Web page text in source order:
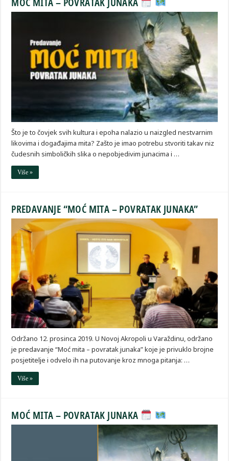
Što je to čovjek svih kultura i epoha nalazio u naizgled nestvarnim
likovima i događajima mita? Zašto je imao potrebu stvoriti takav niz
čudesnih simboličkih slika o nepobjedivim junacima i …
Više »
PREDAVANJE “MOĆ MITA – POVRATAK JUNAKA”
Održano 12. prosinca 2019. U Novoj Akropoli u Varaždinu, održano
je predavanje “Moć mita – povratak junaka” koje je privuklo brojne
posjetitelje i odvelo ih na putovanje kroz mnoga pitanja: …
Više »
MOĆ MITA – POVRATAK JUNAKA